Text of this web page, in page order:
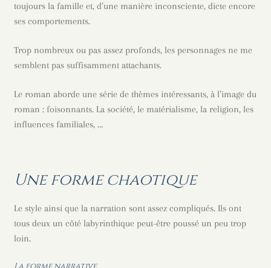
toujours la famille et, d’une manière inconsciente, dicte encore
ses comportements.
Trop nombreux ou pas assez profonds, les personnages ne me
semblent pas suffisamment attachants.
Le roman aborde une série de thèmes intéressants, à l’image du
roman : foisonnants. La société, le matérialisme, la religion, les
influences familiales, …
Une forme chaotique
Le style ainsi que la narration sont assez compliqués. Ils ont
tous deux un côté labyrinthique peut-être poussé un peu trop
loin.